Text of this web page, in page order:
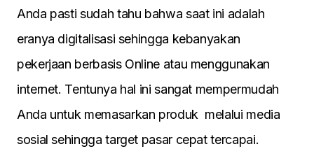
Anda pasti sudah tahu bahwa saat ini adalah
eranya digitalisasi sehingga kebanyakan
pekerjaan berbasis Online atau menggunakan
internet. Tentunya hal ini sangat mempermudah
Anda untuk memasarkan produk melalui media
sosial sehingga target pasar cepat tercapai.